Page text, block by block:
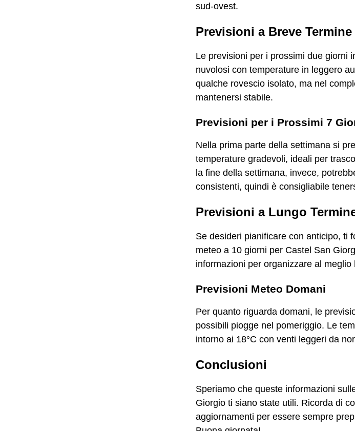
sud-ovest.
Previsioni a Breve Termine
Le previsioni per i prossimi due giorni
nuvolosi con temperature in leggero
qualche rovescio isolato, ma nel
mantenersi stabile.
Previsioni per i Prossimi 7
Nella prima parte della settimana si
temperature gradevoli, ideali per
la fine della settimana, invece,
consistenti, quindi è consigliabile
Previsioni a Lungo
Se desideri pianificare con anticipo, ti
meteo a 10 giorni per Castel San
informazioni per organizzare al meglio
Previsioni Meteo Domani
Per quanto riguarda domani, le
possibili piogge nel pomeriggio. Le
intorno ai 18°C con venti leggeri da
Conclusioni
Speriamo che queste informazioni
Giorgio ti siano state utili. Ricorda di
aggiornamenti per essere sempre